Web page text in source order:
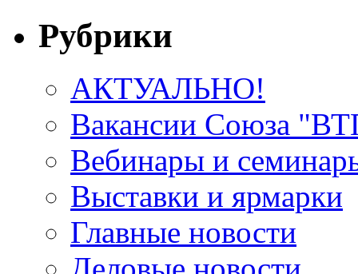
Рубрики
АКТУАЛЬНО!
Вакансии Союза
Вебинары и
Выставки и ярмарки
Главные новости